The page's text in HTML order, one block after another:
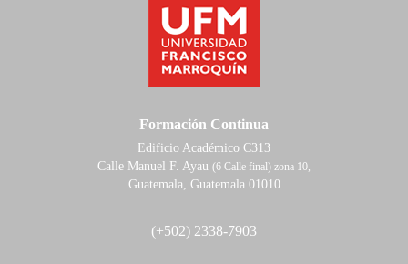
Formación Continua
Edificio Académico C313
Calle Manuel F. Ayau (6 Calle final) zona 10,
Guatemala, Guatemala 01010
(+502) 2338-7903